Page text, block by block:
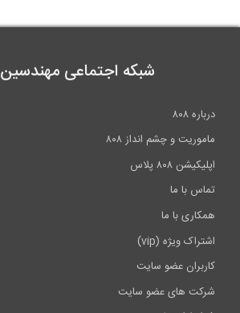
شبکه اجتماعی مهندسین 808
درباره ۸۰۸
ماموریت و چشم انداز ۸۰۸
اپلیکیشن ۸۰۸ پلاس
تماس با ما
همکاری با ما
اشتراک ویژه (vip)
کاربران عضو سایت
شرکت های عضو سایت